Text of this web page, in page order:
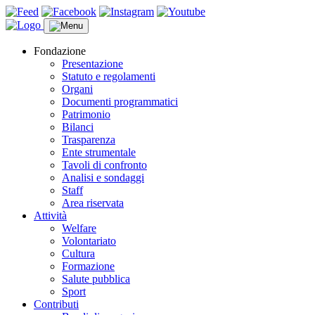
Fondazione
Presentazione
Statuto e regolamenti
Organi
Documenti programmatici
Patrimonio
Bilanci
Trasparenza
Ente strumentale
Tavoli di confronto
Analisi e sondaggi
Staff
Area riservata
Attività
Welfare
Volontariato
Cultura
Formazione
Salute pubblica
Sport
Contributi